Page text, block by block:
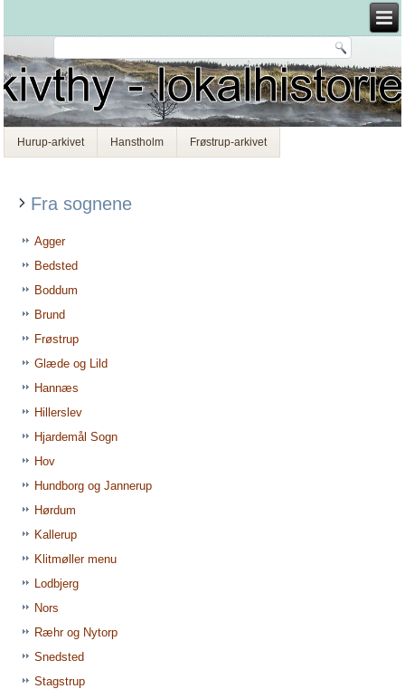
Hurup-arkivet Hanstholm Frøstrup-arkivet
Fra sognene
Agger
Bedsted
Boddum
Brund
Frøstrup
Glæde og Lild
Hannæs
Hillerslev
Hjardemål Sogn
Hov
Hundborg og Jannerup
Hørdum
Kallerup
Klitmøller menu
Lodbjerg
Nors
Ræhr og Nytorp
Snedsted
Stagstrup